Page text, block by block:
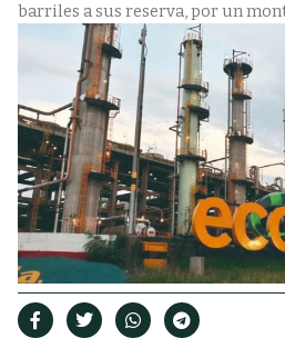
barriles a sus reserva, por un